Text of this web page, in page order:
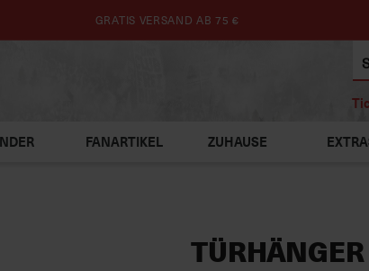
GRATIS VERSAND AB 75 €
FANARTIKEL ZUHAUSE